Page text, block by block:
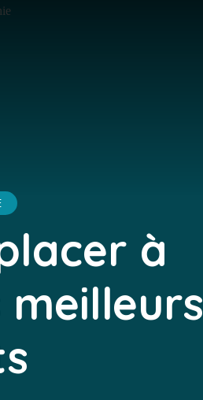
à
meilleurs